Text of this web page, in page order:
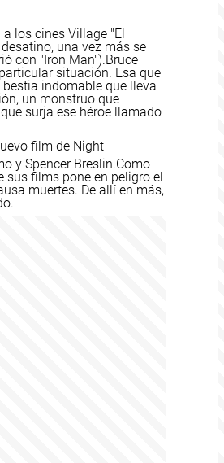
los cines Village "El
una vez más se
con "Iron Man").Bruce
situación. Esa que
indomable que lleva
un monstruo que
surja ese héroe llamado
film de Night
y Spencer Breslin.Como
sus films pone en peligro el
muertes. De allí en más,